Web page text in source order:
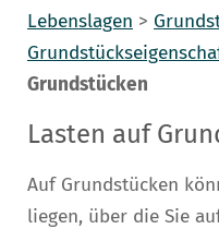
Lebenslagen >
Grundstücken
Lasten auf
Auf Grundstücken
liegen, über die Sie